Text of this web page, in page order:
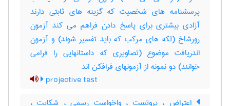
پرسشنامه های شخصیت که گزینه های ثابتی دارند
آزادی بیشتری برای پاسخ دادن فراهم می کند آزمون
رورشاخ (لکه های مرکب که باید تفسیر شوند) و آزمون
اندریافت موضوع (تصاویری که داستانهایی را فرامی
خوانند) دو نمونه از آزمونهای فرافکن اند
projective test
اعتراض ، پروتست ، واخواست رسمی ، شکایت ،